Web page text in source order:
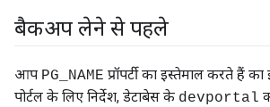
बैकअप लेने से पहले
आप PG_NAME प्रॉपर्टी का इस्तेमाल करते हैं
पोर्टल के लिए निर्देश, डेटाबेस के devportal